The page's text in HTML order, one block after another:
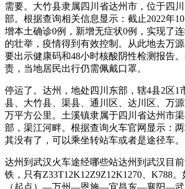
需要。大竹县隶属四川省达州市，位于四
部。根据查询相关信息显示：截止2022年
增本土确诊0例，新增无症状0例，实现了
的壮举，疫情得到有效控制。从此地去万
要出示健康码和48小时核酸阴性检测报告
责，当地居民出行仍需佩戴口罩。
停运了。达州，地处四川东部，辖4县2区1
县、大竹县、渠县、通川区、达川区、万
万平方公里。土溪镇隶属于四川省达州市
部，渠江河畔。根据查询火车官网显示：
其没有了，可以乘坐转站车或者是途径车。
达州到武汉火车途经哪些站达州到武汉目
铁，只有Z33T12K12Z9Z12K1270、K788。
（起点）—万州—恩施—宜昌东—襄阳—武